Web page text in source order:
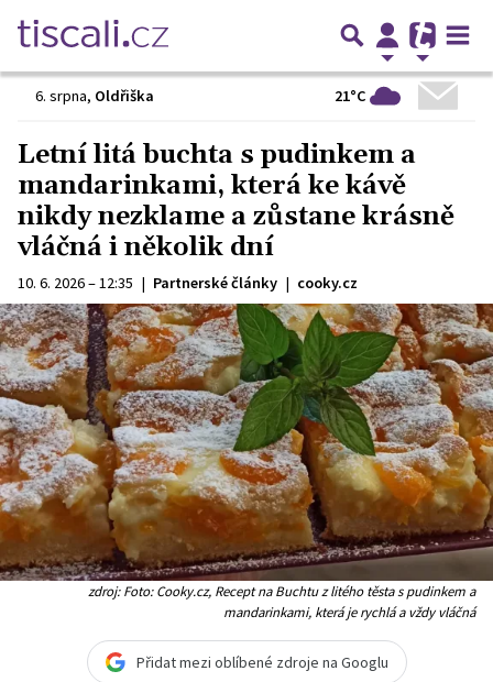
6. srpna, Oldřiška 21°C
Letní litá buchta s pudinkem a
mandarinkami, která ke kávě
nikdy nezklame a zůstane krásně
vláčná i několik dní
10. 6. 2026 – 12:35 | Partnerské články | cooky.cz
zdroj: Foto: Cooky.cz, Recept na Buchtu z litého těsta s pudinkem a
mandarinkami, která je rychlá a vždy vláčná
Přidat mezi oblíbené zdroje na Googlu